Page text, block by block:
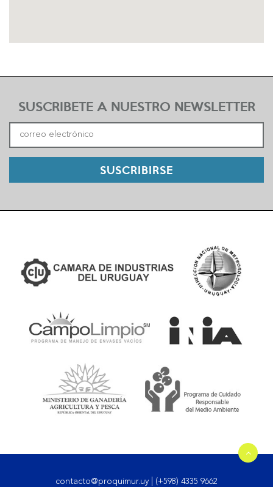
SUSCRIBETE A NUESTRO NEWSLETTER
SUSCRIBIRSE
contacto@proquimur.uy (+598) 4335 9662